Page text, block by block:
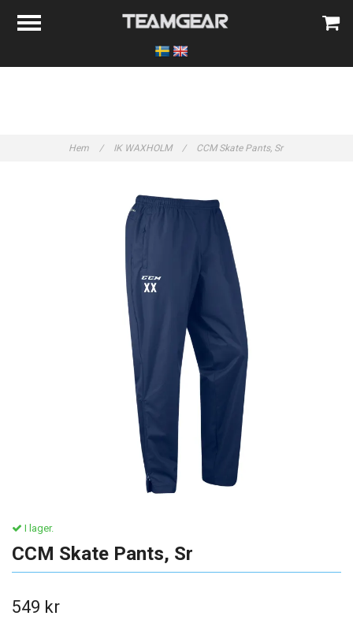
Hem / IK WAXHOLM / CCM Skate Pants, Sr
I lager.
CCM Skate Pants, Sr
549 kr